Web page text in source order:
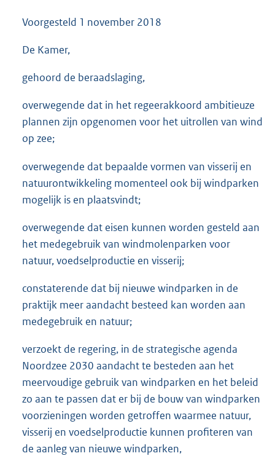
Voorgesteld 1 november 2018
De Kamer,
gehoord de beraadslaging,
overwegende dat in het regeerakkoord ambitieuze
plannen zijn opgenomen voor het uitrollen van wind
op zee;
overwegende dat bepaalde vormen van visserij en
natuurontwikkeling momenteel ook bij windparken
mogelijk is en plaatsvindt;
overwegende dat eisen kunnen worden gesteld aan
het medegebruik van windmolenparken voor
natuur, voedselproductie en visserij;
constaterende dat bij nieuwe windparken in de
praktijk meer aandacht besteed kan worden aan
medegebruik en natuur;
verzoekt de regering, in de strategische agenda
Noordzee 2030 aandacht te besteden aan het
meervoudige gebruik van windparken en het beleid
zo aan te passen dat er bij de bouw van windparken
voorzieningen worden getroffen waarmee natuur,
visserij en voedselproductie kunnen profiteren van
de aanleg van nieuwe windparken,